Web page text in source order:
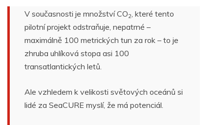
V současnosti je množství CO2 , které tento
pilotní projekt odstraňuje, nepatrné –
maximálně 100 metrických tun za rok – to je
zhruba uhlíková stopa asi 100
transatlantických letů.
Ale vzhledem k velikosti světových oceánů si
lidé za SeaCURE myslí, že má potenciál.